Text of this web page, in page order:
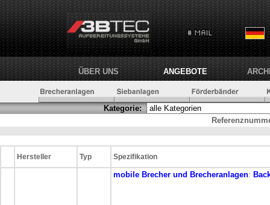
ÜBER UNS ANGEBOTE
Kategorie:
Hersteller Typ Spezifikation
mobile Brecher und Brecheranlagen: